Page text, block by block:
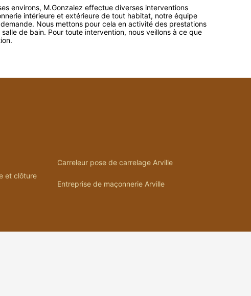
environs, M.Gonzalez effectue diverses interventions
intérieure et extérieure de tout habitat, notre équipe
Nous mettons pour cela en activité des prestations
de bain. Pour toute intervention, nous veillons à ce que
Carreleur pose de carrelage Arville
et clôture
Entreprise de maçonnerie Arville